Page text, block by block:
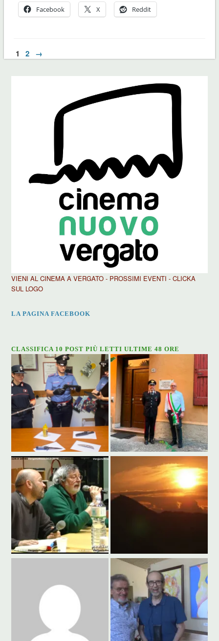
Facebook X Reddit
1 2 →
VIENI AL CINEMA A VERGATO - PROSSIMI EVENTI - CLICKA
SUL LOGO
LA PAGINA FACEBOOK
CLASSIFICA 10 POST PIÙ LETTI ULTIME 48 ORE